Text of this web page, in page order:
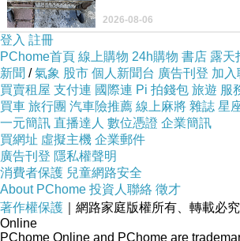
▼▼▼
當然這裡也適合外拍取景。
▼▼▼
2026-08-06
登入 註冊
PChome首頁 線上購物 24h購物 書店 露天
新聞 /氣象 股市 個人新聞台 廣告刊登 加入
買賣租屋 支付連 國際連 Pi 拍錢包 旅遊 服
買車 旅行團 汽車險推薦 線上麻將 雜誌 星
一元簡訊 直播達人 數位憑證 企業簡訊
買網址 虛擬主機 企業郵件
廣告刊登 隱私權聲明
消費者保護 兒童網路安全
About PChome 投資人聯絡 徵才
著作權保護 ｜網路家庭版權所有、轉載必究
Online
PChome Online and PChome are